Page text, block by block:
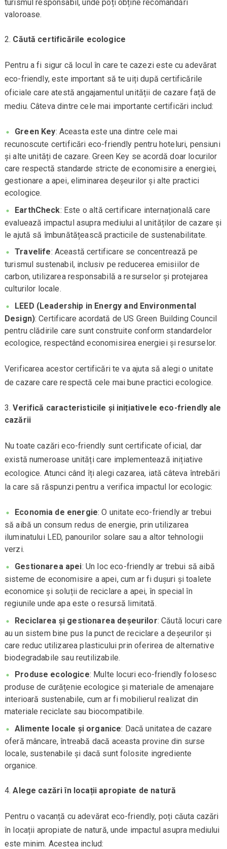
turismul responsabil, unde poți obține recomandări
valoroase.
Căută certificările ecologice
Pentru a fi sigur că locul în care te cazezi este cu adevărat
eco-friendly, este important să te uiți după certificările
oficiale care atestă angajamentul unității de cazare față de
mediu. Câteva dintre cele mai importante certificări includ:
Green Key: Aceasta este una dintre cele mai
recunoscute certificări eco-friendly pentru hoteluri, pensiuni
și alte unități de cazare. Green Key se acordă doar locurilor
care respectă standarde stricte de economisire a energiei,
gestionare a apei, eliminarea deșeurilor și alte practici
ecologice.
EarthCheck: Este o altă certificare internațională care
evaluează impactul asupra mediului al unităților de cazare și
le ajută să îmbunătățească practicile de sustenabilitate.
Travelife: Această certificare se concentrează pe
turismul sustenabil, inclusiv pe reducerea emisiilor de
carbon, utilizarea responsabilă a resurselor și protejarea
culturilor locale.
LEED (Leadership in Energy and Environmental
Design): Certificare acordată de US Green Building Council
pentru clădirile care sunt construite conform standardelor
ecologice, respectând economisirea energiei și resurselor.
Verificarea acestor certificări te va ajuta să alegi o unitate
de cazare care respectă cele mai bune practici ecologice.
Verifică caracteristicile și inițiativele eco-friendly ale
cazării
Nu toate cazări eco-friendly sunt certificate oficial, dar
există numeroase unități care implementează inițiative
ecologice. Atunci când îți alegi cazarea, iată câteva întrebări
la care să răspunzi pentru a verifica impactul lor ecologic:
Economia de energie: O unitate eco-friendly ar trebui
să aibă un consum redus de energie, prin utilizarea
iluminatului LED, panourilor solare sau a altor tehnologii
verzi.
Gestionarea apei: Un loc eco-friendly ar trebui să aibă
sisteme de economisire a apei, cum ar fi dușuri și toalete
economice și soluții de reciclare a apei, în special în
regiunile unde apa este o resursă limitată.
Reciclarea și gestionarea deșeurilor: Căută locuri care
au un sistem bine pus la punct de reciclare a deșeurilor și
care reduc utilizarea plasticului prin oferirea de alternative
biodegradabile sau reutilizabile.
Produse ecologice: Multe locuri eco-friendly folosesc
produse de curățenie ecologice și materiale de amenajare
interioară sustenabile, cum ar fi mobilierul realizat din
materiale reciclate sau biocompatibile.
Alimente locale și organice: Dacă unitatea de cazare
oferă mâncare, întreabă dacă aceasta provine din surse
locale, sustenabile și dacă sunt folosite ingrediente
organice.
Alege cazări în locații apropiate de natură
Pentru o vacanță cu adevărat eco-friendly, poți căuta cazări
în locații apropiate de natură, unde impactul asupra mediului
este minim. Acestea includ: